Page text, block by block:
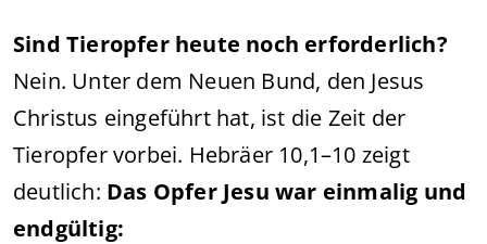
Sind Tieropfer heute noch erforderlich?
Nein. Unter dem Neuen Bund, den Jesus
Christus eingeführt hat, ist die Zeit der
Tieropfer vorbei. Hebräer 10,1–10 zeigt
deutlich: Das Opfer Jesu war einmalig und
endgültig: